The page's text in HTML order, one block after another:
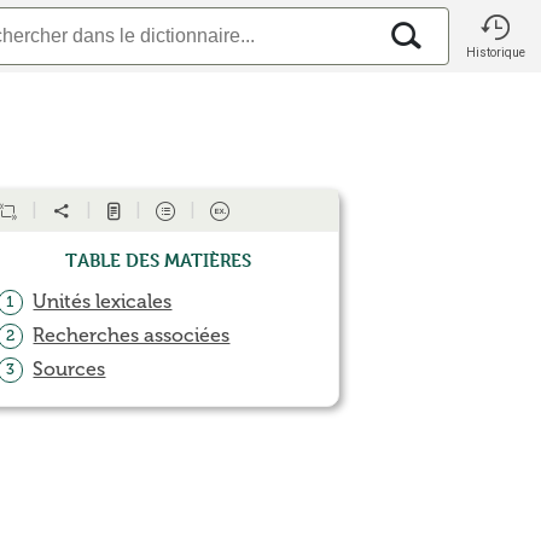
Historique
Table des matières
1 Unités lexicales
2 Recherches associées
3 Sources